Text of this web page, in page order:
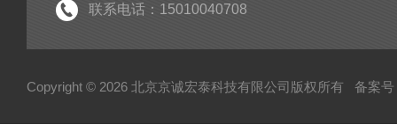
联系电话：15010040708
Copyright © 2026 北京京诚宏泰科技有限公司版权所有 备案号